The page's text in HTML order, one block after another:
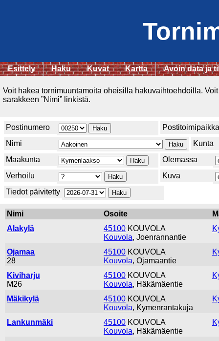
Esittely Haku Kuvat Kartta Avoin data ja
Voit hakea tornimuuntamoita oheisilla hakuvaihtoehdoilla.
sarakkeen ”Nimi” linkistä.
Postinumero
Postitoimipaikka
Nimi
Kunta
Maakunta
Olemassa
Verhoilu
Kuva
Tiedot päivitetty
Nimi Osoite
Alakylä
45100 KOUVOLA
Kouvola, Joenrannantie
Ojamaa
28
45100 KOUVOLA
Kouvola, Ojamaantie
Kiviharju
M26
45100 KOUVOLA
Kouvola, Häkämäentie
Mäkikylä 45100 KOUVOLA
Kouvola, Kymenrantakuja
Lankunmäki 45100 KOUVOLA
Kouvola, Häkämäentie